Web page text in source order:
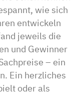
wie sich
entwickeln
jeweils die
und Gewinner
– ein
Ein herzliches
oder als